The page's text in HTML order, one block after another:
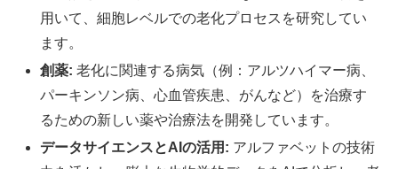
用いて、細胞レベルでの老化プロセスを研究してい
ます。
創薬: 老化に関連する病気（例：アルツハイマー病、
パーキンソン病、心血管疾患、がんなど）を治療す
るための新しい薬や治療法を開発しています。
データサイエンスとAIの活用: アルファベットの技術